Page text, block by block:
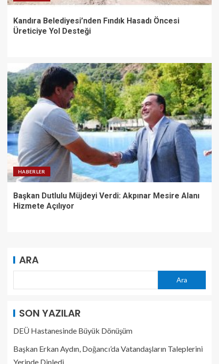
Kandıra Belediyesi’nden Fındık Hasadı Öncesi
Üreticiye Yol Desteği
HABERLER
Başkan Dutlulu Müjdeyi Verdi: Akpınar Mesire Alanı
Hizmete Açılıyor
ARA
Ara
SON YAZILAR
DEÜ Hastanesinde Büyük Dönüşüm
Başkan Erkan Aydın, Doğancı’da Vatandaşların Taleplerini
Yerinde Dinledi